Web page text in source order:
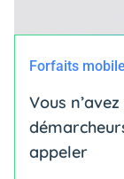
Forfaits mobile
Vous
appeler